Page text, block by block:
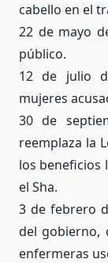
cabello en el
22 de mayo
público.
12 de julio
mujeres
30 de
reemplaza la
los beneficios
el Sha.
3 de febrero
del gobierno,
enfermeras